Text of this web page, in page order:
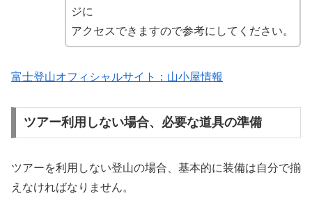
ジに
アクセスできますので参考にしてください。
富士登山オフィシャルサイト：山小屋情報
ツアー利用しない場合、必要な道具の準備
ツアーを利用しない登山の場合、基本的に装備は自分で揃
えなければなりません。